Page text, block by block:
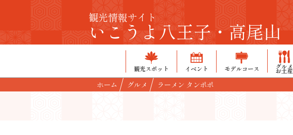
観光情報サイト
いこうよ八王子・高尾山
観光スポット イベント モデルコース グルメ
お土産
ホーム グルメ ラーメン タンポポ